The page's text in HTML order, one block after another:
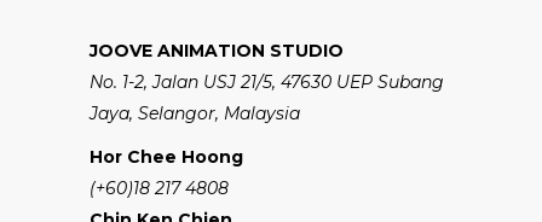
JOOVE ANIMATION STUDIO
No. 1-2, Jalan USJ 21/5, 47630 UEP Subang
Jaya, Selangor, Malaysia
Hor Chee Hoong
(+60)18 217 4808